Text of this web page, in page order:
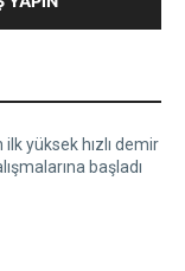
ilk yüksek hızlı demir
başladı